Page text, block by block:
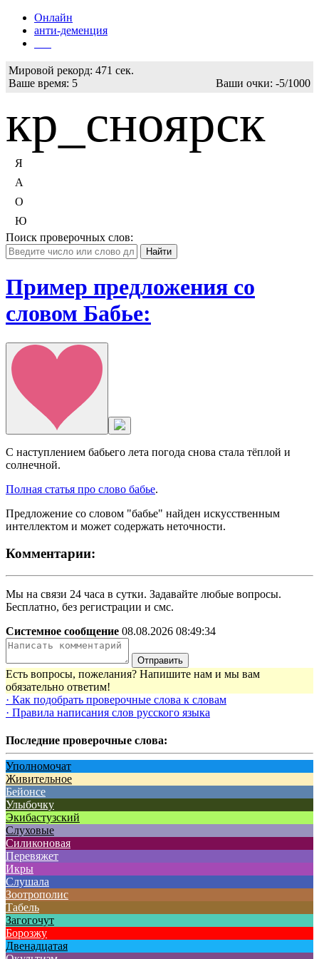
Онлайн
анти-деменция
Мировой рекорд: 471 сек.
Ваше время: 6 Ваши очки: -6/1000
кр_сноярск
Я
А
О
Ю
Поиск проверочных слов:
Пример предложения со
словом Бабье:
С наступлением бабьего лета погода снова стала тёплой и
солнечной.
Полная статья про слово бабье.
Предложение со словом "бабье" найден искусственным
интеллектом и может содержать неточности.
Комментарии:
Мы на связи 24 часа в сутки. Задавайте любые вопросы.
Бесплатно, без регистрации и смс.
Системное сообщение 08.08.2026 08:49:34
Отправить
Есть вопросы, пожелания? Напишите нам и мы вам
обязательно ответим!
· Как подобрать проверочные слова к словам
· Правила написания слов русского языка
Последние проверочные слова:
Уполномочат
Живительное
Бейонсе
Улыбочку
Экибастузский
Слуховые
Силиконовая
Перевяжет
Икры
Слушала
Зоотрополис
Табель
Загогочут
Борозжу
Двенадцатая